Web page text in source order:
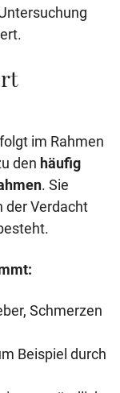
im Rahmen
den häufig
. Sie
der Verdacht
Schmerzen
Beispiel durch